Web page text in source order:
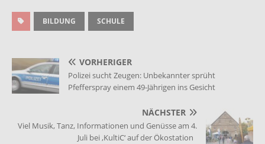
BILDUNG SCHULE
VORHERIGER
Polizei sucht Zeugen: Unbekannter sprüht
Pfefferspray einem 49-Jährigen ins Gesicht
NÄCHSTER
Viel Musik, Tanz, Informationen und Genüsse am 4.
Juli bei ‚KultiC‘ auf der Ökostation